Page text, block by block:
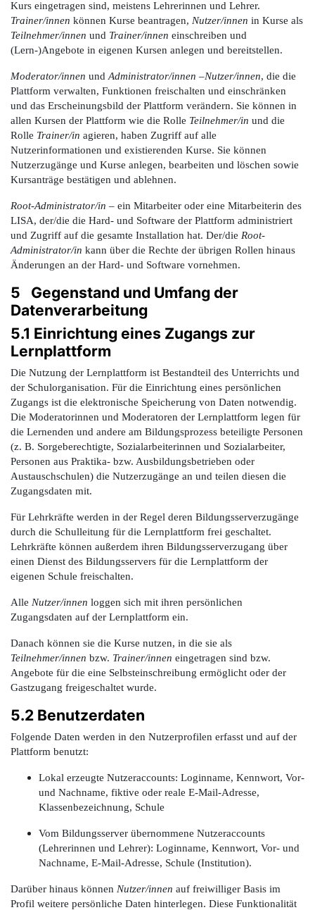
Kurs eingetragen sind, meistens Lehrerinnen und Lehrer.
Trainer/innen können Kurse beantragen, Nutzer/innen in Kurse als
Teilnehmer/innen und Trainer/innen einschreiben und
(Lern-)Angebote in eigenen Kursen anlegen und bereitstellen.
Moderator/innen und Administrator/innen –Nutzer/innen, die die
Plattform verwalten, Funktionen freischalten und einschränken
und das Erscheinungsbild der Plattform verändern. Sie können in
allen Kursen der Plattform wie die Rolle Teilnehmer/in und die
Rolle Trainer/in agieren, haben Zugriff auf alle
Nutzerinformationen und existierenden Kurse. Sie können
Nutzerzugänge und Kurse anlegen, bearbeiten und löschen sowie
Kursanträge bestätigen und ablehnen.
Root-Administrator/in – ein Mitarbeiter oder eine Mitarbeiterin des
LISA, der/die die Hard- und Software der Plattform administriert
und Zugriff auf die gesamte Installation hat. Der/die Root-
Administrator/in kann über die Rechte der übrigen Rollen hinaus
Änderungen an der Hard- und Software vornehmen.
5 Gegenstand und Umfang der
Datenverarbeitung
5.1 Einrichtung eines Zugangs zur
Lernplattform
Die Nutzung der Lernplattform ist Bestandteil des Unterrichts und
der Schulorganisation. Für die Einrichtung eines persönlichen
Zugangs ist die elektronische Speicherung von Daten notwendig.
Die Moderatorinnen und Moderatoren der Lernplattform legen für
die Lernenden und andere am Bildungsprozess beteiligte Personen
(z. B. Sorgeberechtigte, Sozialarbeiterinnen und Sozialarbeiter,
Personen aus Praktika- bzw. Ausbildungsbetrieben oder
Austauschschulen) die Nutzerzugänge an und teilen diesen die
Zugangsdaten mit.
Für Lehrkräfte werden in der Regel deren Bildungsserverzugänge
durch die Schulleitung für die Lernplattform frei geschaltet.
Lehrkräfte können außerdem ihren Bildungsserverzugang über
einen Dienst des Bildungsservers für die Lernplattform der
eigenen Schule freischalten.
Alle Nutzer/innen loggen sich mit ihren persönlichen
Zugangsdaten auf der Lernplattform ein.
Danach können sie die Kurse nutzen, in die sie als
Teilnehmer/innen bzw. Trainer/innen eingetragen sind bzw.
Angebote für die eine Selbsteinschreibung ermöglicht oder der
Gastzugang freigeschaltet wurde.
5.2 Benutzerdaten
Folgende Daten werden in den Nutzerprofilen erfasst und auf der
Plattform benutzt:
Lokal erzeugte Nutzeraccounts: Loginname, Kennwort, Vor-
und Nachname, fiktive oder reale E-Mail-Adresse,
Klassenbezeichnung, Schule
Vom Bildungsserver übernommene Nutzeraccounts
(Lehrerinnen und Lehrer): Loginname, Kennwort, Vor- und
Nachname, E-Mail-Adresse, Schule (Institution).
Darüber hinaus können Nutzer/innen auf freiwilliger Basis im
Profil weitere persönliche Daten hinterlegen. Diese Funktionalität